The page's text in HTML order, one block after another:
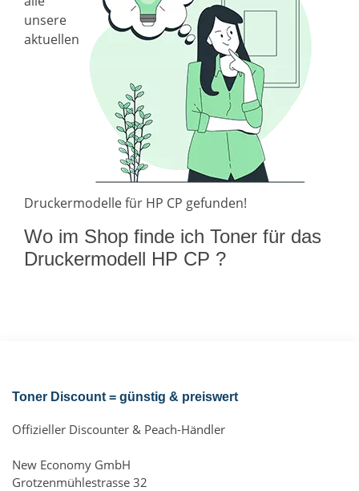
unsere
aktuellen
Druckermodelle für HP CP gefunden!
Wo im Shop finde ich Toner für das
Druckermodell HP CP ?
Toner Discount = günstig & preiswert
Offizieller Discounter & Peach-Händler
New Economy GmbH
Grotzenmühlestrasse 32